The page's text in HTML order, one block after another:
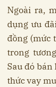
Ngoài ra,
dụng ưu
đồng (mức
trong
Sau đó
thức vay